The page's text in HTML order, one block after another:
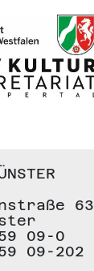
63
09-0
09-202